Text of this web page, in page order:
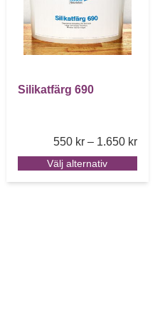
range: 270 kr through 1.420
Silikatfärg 690
550 kr – 1.650 kr
Välj alternativ
De olika